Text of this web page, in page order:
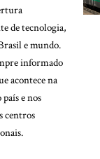
de tecnologia,
e mundo.
informado
acontece na
e nos
centros